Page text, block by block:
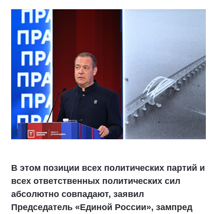
В этом позиции всех политических партий и
всех ответственных политических сил
абсолютно совпадают, заявил
Председатель «Единой России», зампред